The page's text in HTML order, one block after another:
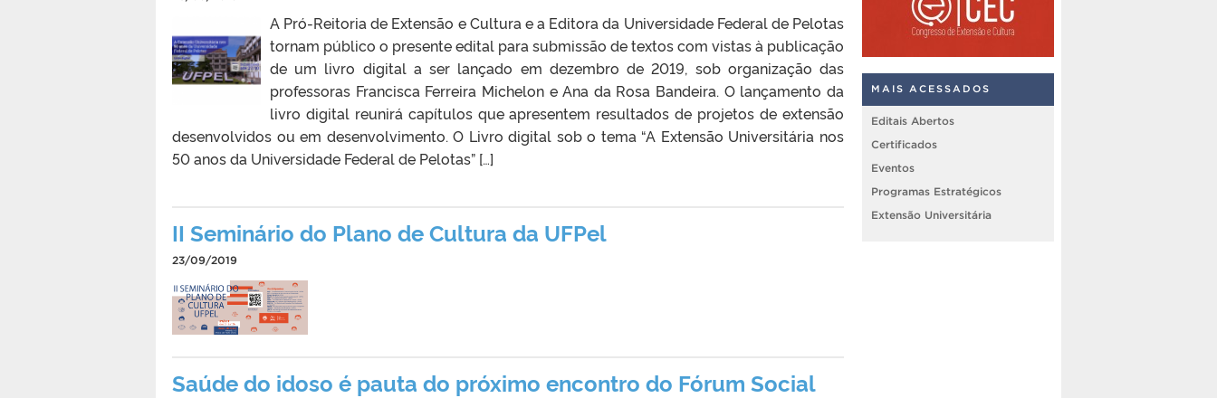
A Pró-Reitoria de Extensão e Cultura e a Editora da Universidade Federal de Pelotas
tornam público o presente edital para submissão de textos com vistas à publicação
de um livro digital a ser lançado em dezembro de 2019, sob organização das
professoras Francisca Ferreira Michelon e Ana da Rosa Bandeira. O lançamento da
livro digital reunirá capítulos que apresentem resultados de projetos de extensão
desenvolvidos ou em desenvolvimento. O Livro digital sob o tema “A Extensão Universitária nos
50 anos da Universidade Federal de Pelotas” […]
II Seminário do Plano de Cultura da UFPel
23/09/2019
Saúde do idoso é pauta do próximo encontro do Fórum Social
MAIS ACESSADOS
Editais Abertos
Certificados
Eventos
Programas Estratégicos
Extensão Universitária